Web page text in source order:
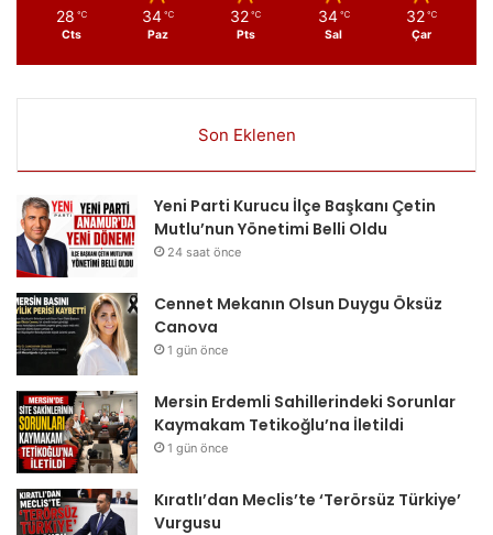
28 ℃
Cts
34 ℃
Paz
32 ℃
Pts
34 ℃
Sal
32 ℃
Çar
Son Eklenen
Yeni Parti Kurucu İlçe Başkanı Çetin
Mutlu’nun Yönetimi Belli Oldu
24 saat önce
Cennet Mekanın Olsun Duygu Öksüz
Canova
1 gün önce
Mersin Erdemli Sahillerindeki Sorunlar
Kaymakam Tetikoğlu’na İletildi
1 gün önce
Kıratlı’dan Meclis’te ‘Terörsüz Türkiye’
Vurgusu